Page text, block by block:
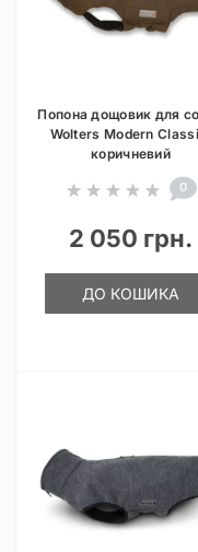
Попона дощовик для
Wolters Modern
коричневий
0
2 050 грн.
ДО КОШИКА